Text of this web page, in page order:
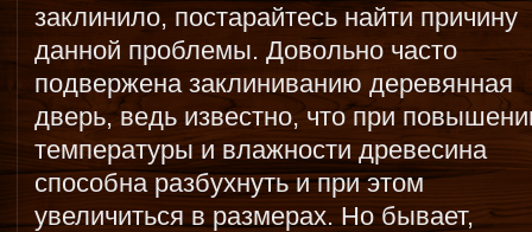
заклинило, постарайтесь найти причину
данной проблемы. Довольно часто
подвержена заклиниванию деревянная
дверь, ведь известно, что при
температуры и влажности древесина
способна разбухнуть и при этом
увеличиться в размерах. Но бывает,